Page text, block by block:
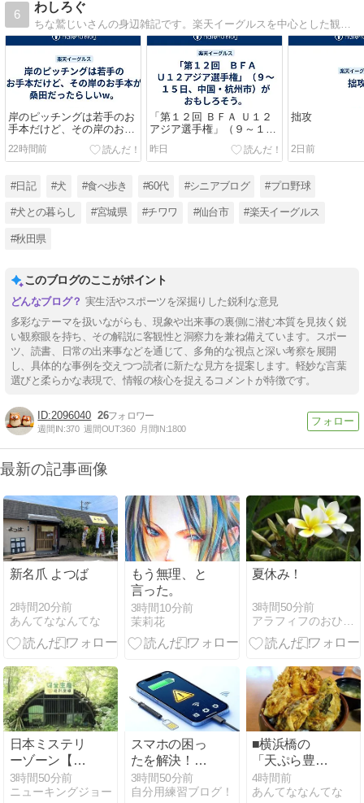
6
わしろぐ
ちな鷲じいさんの身辺雑記です。楽天イーグルスを中心とした観戦ログも書いています。
岸のピッチングは若手のお
手本だけど、その岸のお手
本が桑田だったらしいw。
22時間前
「第１２回 ＢＦＡ Ｕ１２
アジア選手権」（９～１５
日、中国・杭州市）がおも
しろそう。
昨日
拙攻
2日前
#日記 #犬 #食べ歩き #60代 #シニアブログ #プロ野球
#犬との暮らし #宮城県 #チワワ #仙台市 #楽天イーグルス
#秋田県
このブログのここがポイント
実生活やスポーツを深掘りした鋭利な意見
多彩なテーマを扱いながらも、現象や出来事の裏側に潜む本質を見抜く鋭
い観察眼を持ち、その解説に客観性と洞察力を兼ね備えています。スポー
ツ、読書、日常の出来事などを通じて、多角的な視点と深い考察を展開
し、具体的な事例を交えつつ読者に新たな見方を提案します。軽妙な言葉
選びと柔らかな表現で、情報の核心を捉えるコメントが特徴です。
2096040 26
週間IN:370 週間OUT:360 月間IN:1800
最新の記事画像
新名爪 よつば
2時間20分前
あんてななんてな
もう無理、と
言った。
3時間10分前
茉莉花
夏休み！
3時間50分前
日本ミステリ
ーゾーン【真
夏の怪奇特
集】
3時間50分前
ニューキングジョー
スマホの困っ
たを解決！よ
くある故障・
不具合と対策
3時間50分前
自分用練習ブログ！
■横浜橋の
「天ぷら豊
野」で、デカ
盛り天丼！
4時間前
あんてななんてな